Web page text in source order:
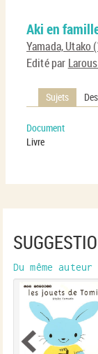
Aki en
Yamada,
Edité par
Sujets
Document
Livre
Du même auteur